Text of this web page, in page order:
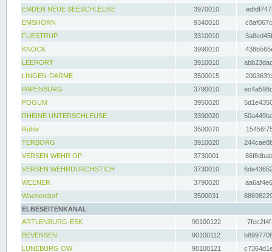
EMDEN NEUE SEESCHLEUSE
3970010
EMSHÖRN
9340010
FUESTRUP
3310010
KNOCK
3990010
LEERORT
3910010
LINGEN-DARME
3500015
PAPENBURG
3790010
POGUM
3950020
RHEINE UNTERSCHLEUSE
3390020
Rühle
3500070
TERBORG
3910020
VERSEN WEHR OP
3730001
VERSEN WEHRDURCHSTICH
3730010
WEENER
3790020
Wachendorf
3500031
ELBESEITENKANAL
ARTLENBURG-ESK
90100122
BEVENSEN
90100112
LÜNEBURG OW
90100121